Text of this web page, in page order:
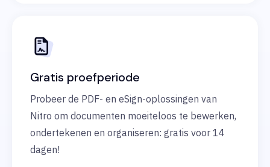
Gratis proefperiode
Probeer de PDF- en eSign-oplossingen van
Nitro om documenten moeiteloos te bewerken,
ondertekenen en organiseren: gratis voor 14
dagen!